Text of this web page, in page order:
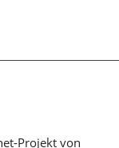
Projekt von